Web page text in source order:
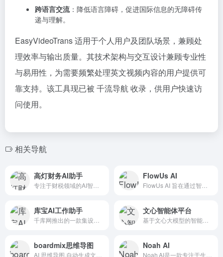
跨语言交流：降低语言障碍，促进国际信息的无障碍传
递与理解。
EasyVideoTrans 适用于个人用户及团队场景，兼顾处
理效率与输出质量。其技术架构与交互设计兼顾专业性
与易用性，为需要频繁处理英文视频内容的用户提供可
靠支持。该工具现已被 千流导航 收录，供用户快速访
问使用。
相关导航
高灯财务AI助手 FlowUs AI
库宝AI工作助手 文心智能体平台
boardmix思维导图 Noah AI